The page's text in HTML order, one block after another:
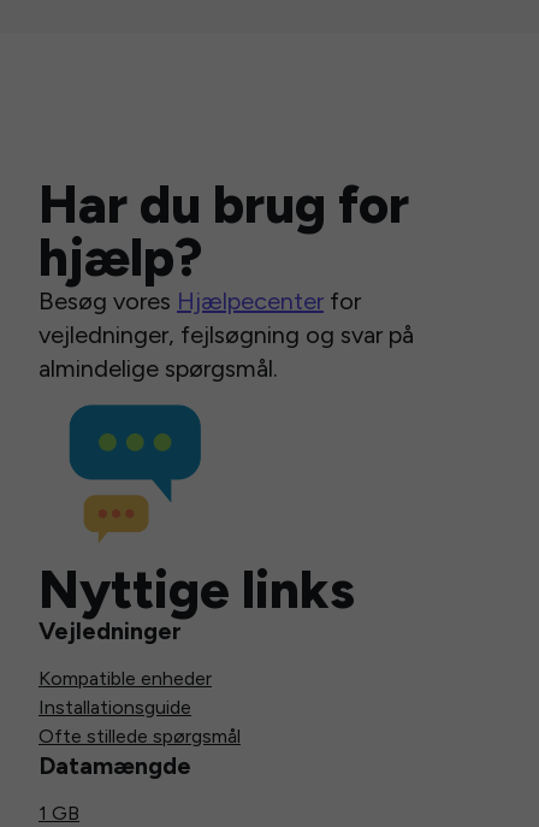
Har du brug for
hjælp?
Besøg vores Hjælpecenter for
vejledninger, fejlsøgning og svar på
almindelige spørgsmål.
Nyttige links
Vejledninger
Kompatible enheder
Installationsguide
Ofte stillede spørgsmål
Datamængde
1 GB